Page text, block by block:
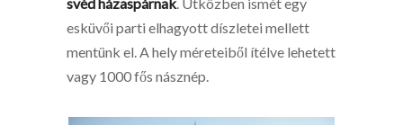
esküvői parti elhagyott díszletei mellett
mentünk el. A hely méreteiből ítélve lehetett
vagy 1000 fős násznép.